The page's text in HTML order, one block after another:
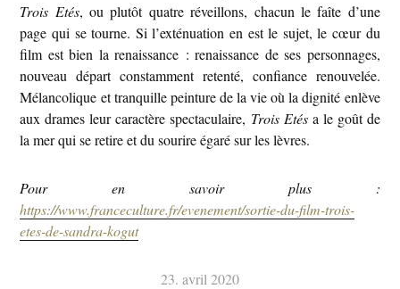
Trois Etés, ou plutôt quatre réveillons, chacun le faîte d’une
page qui se tourne. Si l’exténuation en est le sujet, le cœur du
film est bien la renaissance : renaissance de ses personnages,
nouveau départ constamment retenté, confiance renouvelée.
Mélancolique et tranquille peinture de la vie où la dignité enlève
aux drames leur caractère spectaculaire, Trois Etés a le goût de
la mer qui se retire et du sourire égaré sur les lèvres.
Pour en savoir plus :
https://www.franceculture.fr/evenement/sortie-du-film-trois-
etes-de-sandra-kogut
23. avril 2020